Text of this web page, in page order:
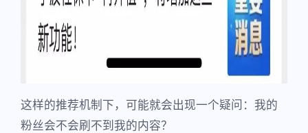
这样的推荐机制下，可能就会出现一个疑问：我的
粉丝会不会刷不到我的内容？